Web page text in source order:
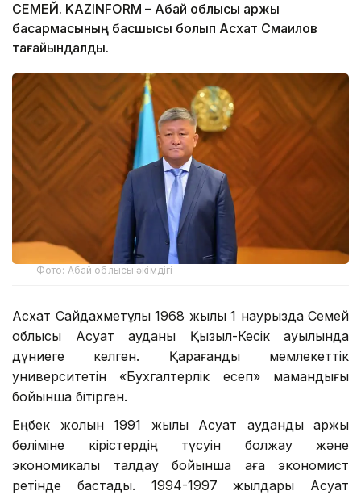
СЕМЕЙ. KAZINFORM – Абай облысы қаржы
басқармасының басшысы болып Асхат Смаилов
тағайындалды.
Фото: Абай облысы әкімдігі
Асхат Сайдахметұлы 1968 жылы 1 наурызда Семей
облысы Ақсуат ауданы Қызыл-Кесік ауылында
дүниеге келген. Қарағанды мемлекеттік
университетін «Бухгалтерлік есеп» мамандығы
бойынша бітірген.
Еңбек жолын 1991 жылы Ақсуат аудандық қаржы
бөліміне кірістердің түсуін болжау және
экономикалық талдау бойынша аға экономист
ретінде бастады. 1994-1997 жылдары Ақсуат